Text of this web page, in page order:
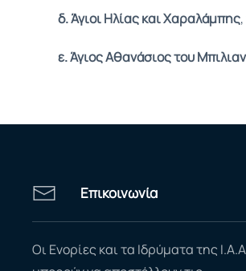
δ. Άγιοι Ηλίας και Χαραλάμπης
ε. Άγιος Αθανάσιος του
Επικοινωνία
Οι Ενορίες και τα Ιδρύματα της